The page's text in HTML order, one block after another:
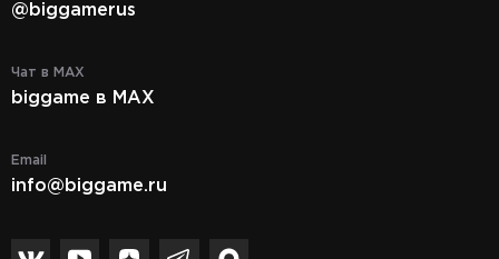
@biggamerus
Чат в MAX
biggame в MAX
Email
info@biggame.ru